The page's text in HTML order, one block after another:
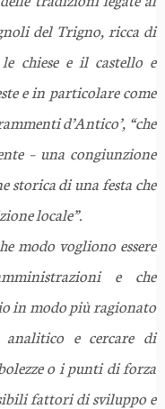
del Trigno, ricca di
chiese e il castello e
e in particolare come
d’Antico’, “che
– una congiunzione
di una festa che
locale”.
modo vogliono essere
e che
in modo più ragionato
e cercare di
o i punti di forza
fattori di sviluppo e